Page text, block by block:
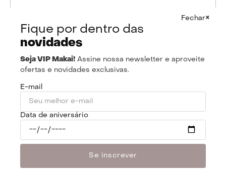
Ficou lindo demais! Peça super única!
Qual tamanho você comprou?
P
Qual tamanho você normalmente usa?
P
Como ficou o tamanho em você?
Perfeito
Fechar×
Fique por dentro das
novidades
Seja VIP Makai! Assine nossa newsletter e aproveite
ofertas e novidades exclusivas.
E-mail
Data de aniversário
Se inscrever